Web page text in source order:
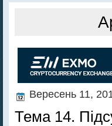
Вересень 11,
Тема 14.